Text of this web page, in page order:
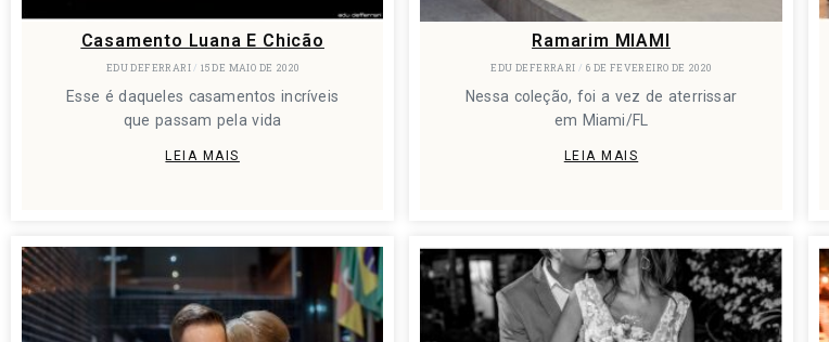
Casamento Luana E Chicão
EDU DEFERRARI 15 DE MAIO DE 2020
Esse é daqueles casamentos incríveis
que passam pela vida
LEIA MAIS
Ramarim MIAMI
EDU DEFERRARI 6 DE FEVEREIRO DE 2020
Nessa coleção, foi a vez de aterrissar
em Miami/FL
LEIA MAIS